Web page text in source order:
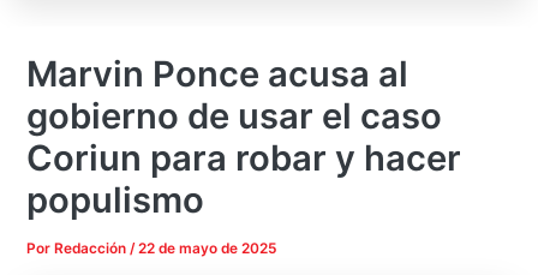
Marvin Ponce acusa al
gobierno de usar el caso
Coriun para robar y hacer
populismo
Por Redacción/22 de mayo de 2025